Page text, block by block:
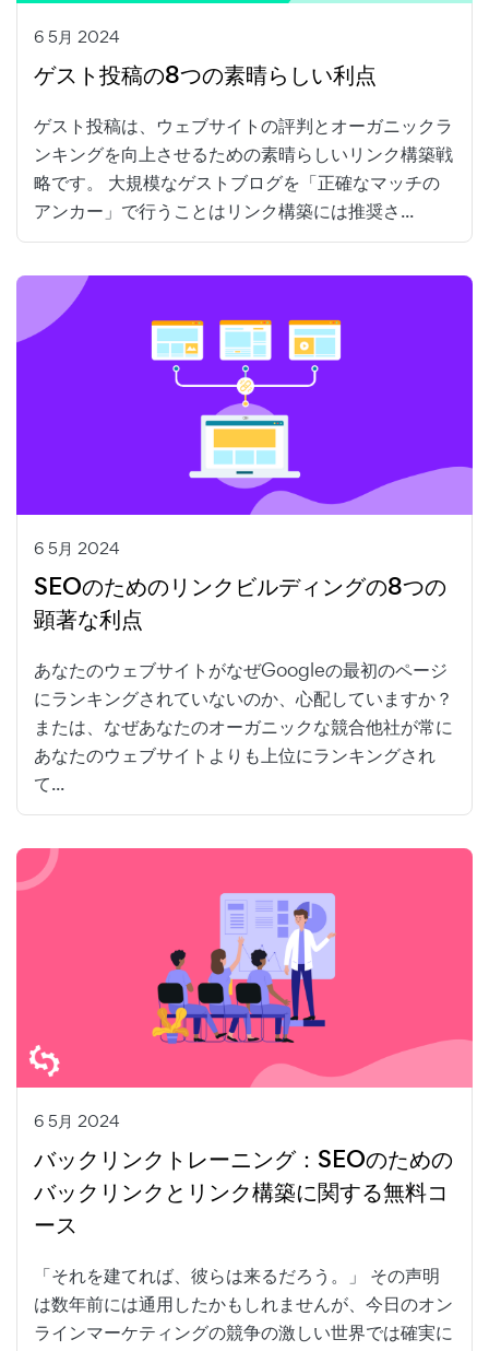
6 5月 2024
ゲスト投稿の8つの素晴らしい利点
ゲスト投稿は、ウェブサイトの評判とオーガニックラ
ンキングを向上させるための素晴らしいリンク構築戦
略です。 大規模なゲストブログを「正確なマッチの
アンカー」で行うことはリンク構築には推奨さ...
6 5月 2024
SEOのためのリンクビルディングの8つの
顕著な利点
あなたのウェブサイトがなぜGoogleの最初のページ
にランキングされていないのか、心配していますか？
または、なぜあなたのオーガニックな競合他社が常に
あなたのウェブサイトよりも上位にランキングされ
て...
6 5月 2024
バックリンクトレーニング：SEOのための
バックリンクとリンク構築に関する無料コ
ース
「それを建てれば、彼らは来るだろう。」 その声明
は数年前には通用したかもしれませんが、今日のオン
ラインマーケティングの競争の激しい世界では確実に